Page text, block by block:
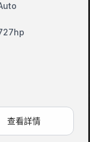
hp
查看詳情